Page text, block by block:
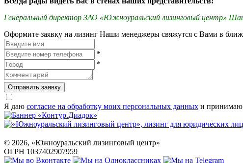
Генеральный директор ЗАО «Южноуральский лизинговый центр»
Оформите заявку на лизинг Наши менеджеры свяжутся с Вами в
*
*
Отправить заявку
Я даю согласие на обработку моих персональных данных и принимаю
© 2026, «Южноуральский лизинговый центр»
ОГРН 1037402907959